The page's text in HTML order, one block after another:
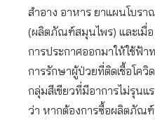
สำอาง อาหาร ยาแผนโบร
(ผลิตภัณฑ์สมุนไพร) และเมื่
การประกาศออกมาให้ใช้ฟ้า
การรักษาผู้ป่วยที่ติดเชื้อโควิ
กลุ่มสีเขียวที่มีอาการไม่รุนแ
ว่า หากต้องการซื้อผลิตภัณ